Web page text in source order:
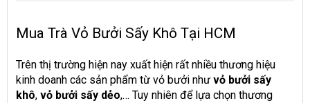
Mua Trà Vỏ Bưởi Sấy Khô Tại HCM
Trên thị trường hiện nay xuất hiện rất nhiều thương hiệu
kinh doanh các sản phẩm từ vỏ bưởi như vỏ bưởi sấy
khô, vỏ bưởi sấy dẻo,… Tuy nhiên để lựa chọn thương